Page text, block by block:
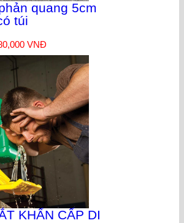
quang 5cm
túi
VNĐ
KHẨN CẤP DI